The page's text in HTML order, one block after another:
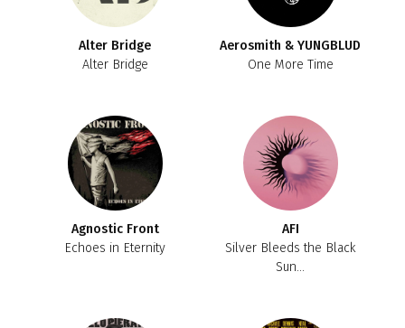
Alter Bridge
Alter Bridge
Aerosmith & YUNGBLUD
One More Time
Agnostic Front
Echoes in Eternity
AFI
Silver Bleeds the Black
Sun...